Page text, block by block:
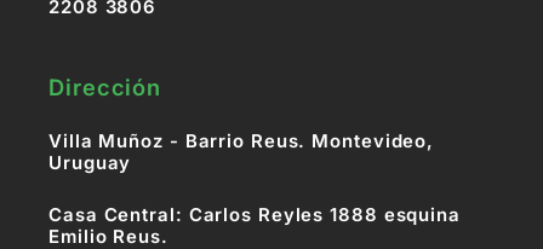
2208 3806
Dirección
Villa Muñoz - Barrio Reus. Montevideo,
Uruguay
Casa Central: Carlos Reyles 1888 esquina
Emilio Reus.